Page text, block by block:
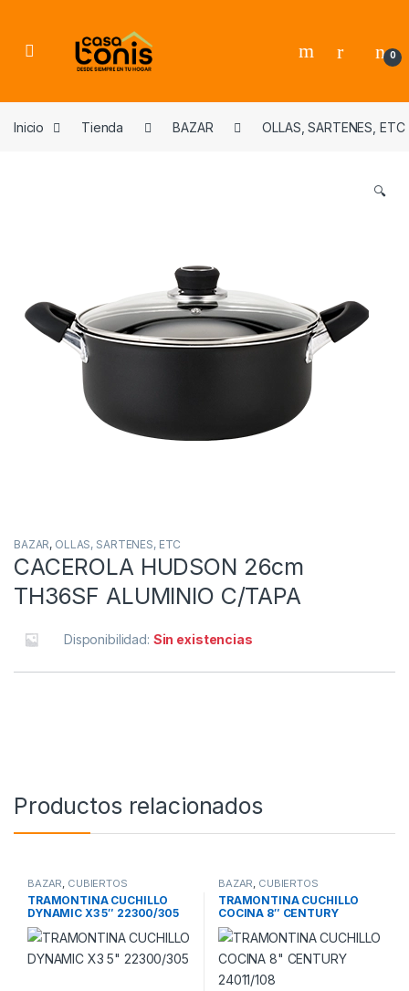
0
Inicio Tienda BAZAR OLLAS, SARTENES, ETC
🔍
BAZAR, OLLAS, SARTENES, ETC
CACEROLA HUDSON 26cm
TH36SF ALUMINIO C/TAPA
Disponibilidad: Sin existencias
Productos relacionados
BAZAR, CUBIERTOS
TRAMONTINA CUCHILLO
DYNAMIC X3 5″ 22300/305
BAZAR, CUBIERTOS
TRAMONTINA CUCHILLO
COCINA 8″ CENTURY
24011/108